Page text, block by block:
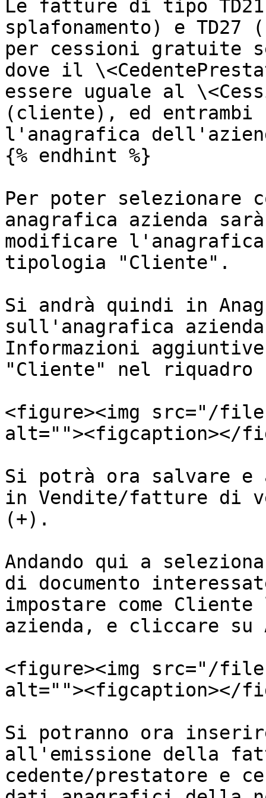
Le fatture di tipo
splafonamento) e TD27
per cessioni gratuite
dove il
essere uguale al
(cliente), ed entrambi
l'anagrafica
{% endhint %}
Per poter selezionare
anagrafica azienda
modificare l'anagrafica
tipologia "Cliente".
Si andrà quindi in
sull'anagrafica
Informazioni
"Cliente" nel
<figure><img src="/files/
alt=""><figcaption></
Si potrà ora salvare e
in Vendite/fatture di
(+).
Andando qui a
di documento
impostare come
azienda, e cliccare su
<figure><img src="/files/
alt=""><figcaption></
Si potranno ora
all'emissione della
cedente/prestatore e